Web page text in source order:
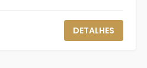
DETALHES